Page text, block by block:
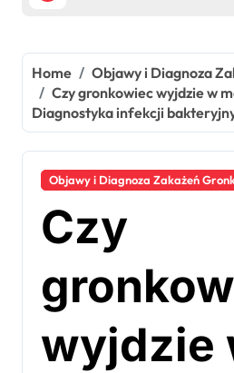
Home
Objawy i Diagnoza
Czy gronkowiec wyjdzie w
Diagnostyka infekcji
Objawy i Diagnoza Zakażeń
Czy
wyjdzie